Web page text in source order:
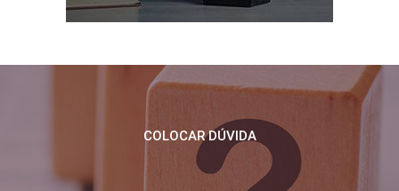
COLOCAR DÚVIDA